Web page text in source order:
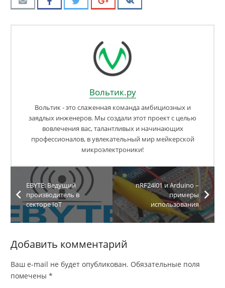
Вольтик.ру
Вольтик - это слаженная команда амбициозных и
заядлых инженеров. Мы создали этот проект с целью
вовлечения вас, талантливых и начинающих
профессионалов, в увлекательный мир мейкерской
микроэлектроники!
EBYTE: Ведущий
производитель в
секторе IoT
nRF24l01 и Arduino –
примеры
использования
Добавить комментарий
Ваш e-mail не будет опубликован. Обязательные поля
помечены *